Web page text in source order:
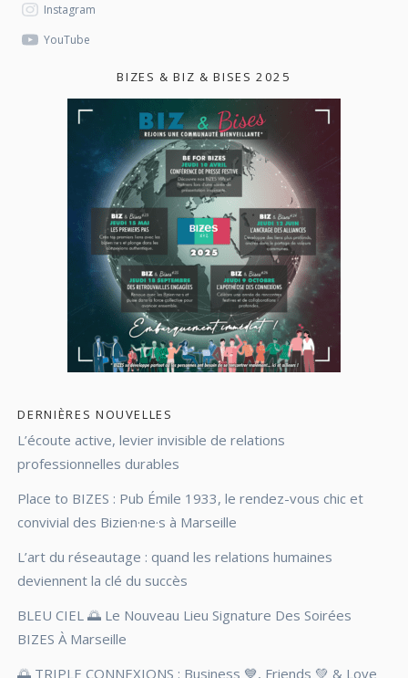
Instagram
YouTube
BIZES & BIZ & BISES 2025
DERNIÈRES NOUVELLES
L’écoute active, levier invisible de relations
professionnelles durables
Place to BIZES : Pub Émile 1933, le rendez-vous chic et
convivial des Bizien·ne·s à Marseille
L’art du réseautage : quand les relations humaines
deviennent la clé du succès
BLEU CIEL 🌅 Le Nouveau Lieu Signature Des Soirées
BIZES À Marseille
🌅 TRIPLE CONNEXIONS : Business 💙, Friends 💚 & Love